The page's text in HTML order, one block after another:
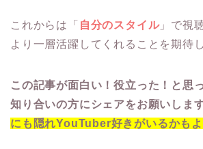
これからは「 自分のスタイル」で視
より一層活躍してくれることを期待
この記事が面白い！役立った！と思
知り合いの方にシェアをお願いしま
にも隠れYouTuber好きがいるかもよ